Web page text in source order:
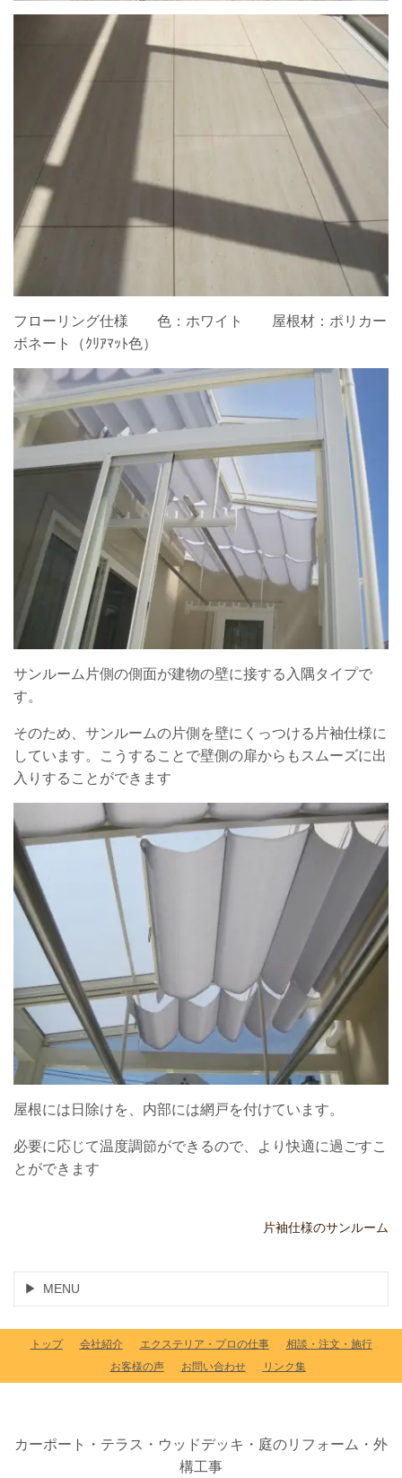
フローリング仕様 色：ホワイト 屋根材：ポリカー
ボネート（ｸﾘｱﾏｯﾄ色）
サンルーム片側の側面が建物の壁に接する入隅タイプで
す。
そのため、サンルームの片側を壁にくっつける片袖仕様に
しています。こうすることで壁側の扉からもスムーズに出
入りすることができます
屋根には日除けを、内部には網戸を付けています。
必要に応じて温度調節ができるので、より快適に過ごすこ
とができます
片袖仕様のサンルーム
MENU
トップ 会社紹介 エクステリア・プロの仕事
相談・注文・施行
お客様の声
お問い合わせ リンク集
カーポート・テラス・ウッドデッキ・庭のリフォーム・外
構工事